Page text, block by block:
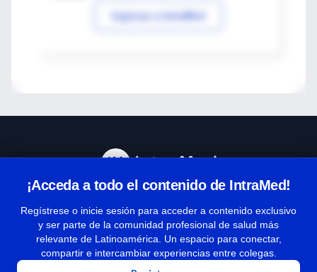
Ingresar a IntraMed
¡Acceda a todo el contenido de IntraMed!
Regístrese o inicie sesión para acceder a contenido exclusivo
y ser parte de la comunidad profesional de salud más
relevante de Latinoamérica. Un espacio para conectar,
compartir e intercambiar experiencias entre colegas.
Términos y condiciones
| Políticas de privacidad